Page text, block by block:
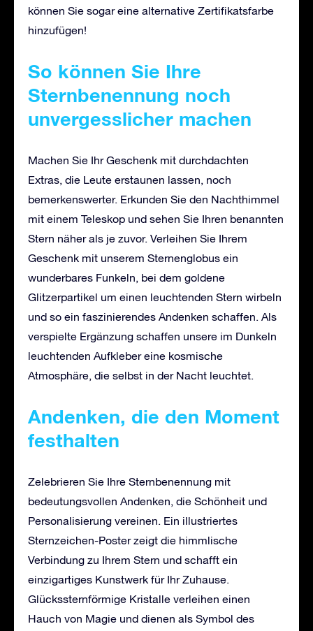
können Sie sogar eine alternative Zertifikatsfarbe
hinzufügen!
So können Sie Ihre
Sternbenennung noch
unvergesslicher machen
Machen Sie Ihr Geschenk mit durchdachten
Extras, die Leute erstaunen lassen, noch
bemerkenswerter. Erkunden Sie den Nachthimmel
mit einem Teleskop und sehen Sie Ihren benannten
Stern näher als je zuvor. Verleihen Sie Ihrem
Geschenk mit unserem Sternenglobus ein
wunderbares Funkeln, bei dem goldene
Glitzerpartikel um einen leuchtenden Stern wirbeln
und so ein faszinierendes Andenken schaffen. Als
verspielte Ergänzung schaffen unsere im Dunkeln
leuchtenden Aufkleber eine kosmische
Atmosphäre, die selbst in der Nacht leuchtet.
Andenken, die den Moment
festhalten
Zelebrieren Sie Ihre Sternbenennung mit
bedeutungsvollen Andenken, die Schönheit und
Personalisierung vereinen. Ein illustriertes
Sternzeichen-Poster zeigt die himmlische
Verbindung zu Ihrem Stern und schafft ein
einzigartiges Kunstwerk für Ihr Zuhause.
Glückssternförmige Kristalle verleihen einen
Hauch von Magie und dienen als Symbol des